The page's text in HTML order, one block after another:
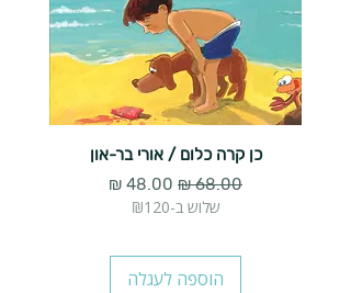
כן קרה כלום / אורי בר-און
מחיר רגיל מחיר מבצע
שלוש ב-₪120
הוספה לעגלה